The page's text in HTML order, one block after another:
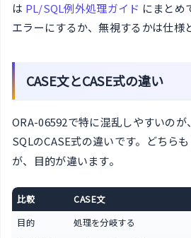
は PL/SQL例外処理ガイド にまとめ
エラーにするか、無視するかは仕様
CASE文とCASE式の違い
ORA-06592で特に混乱しやすいのが
SQLのCASE式の違いです。どちら
が、目的が違います。
比較 CASE文
目的
処理を分岐する